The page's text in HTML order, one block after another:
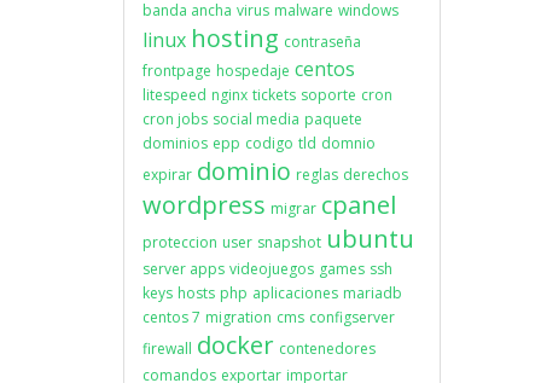
banda ancha virus malware windows
linux hosting contraseña
frontpage hospedaje centos
litespeed nginx tickets soporte cron
cron jobs social media paquete
dominios epp codigo tld domnio
expirar dominio reglas derechos
wordpress migrar cpanel
proteccion user snapshot ubuntu
server apps videojuegos games ssh
keys hosts php aplicaciones mariadb
centos 7 migration cms configserver
firewall docker contenedores
comandos exportar importar